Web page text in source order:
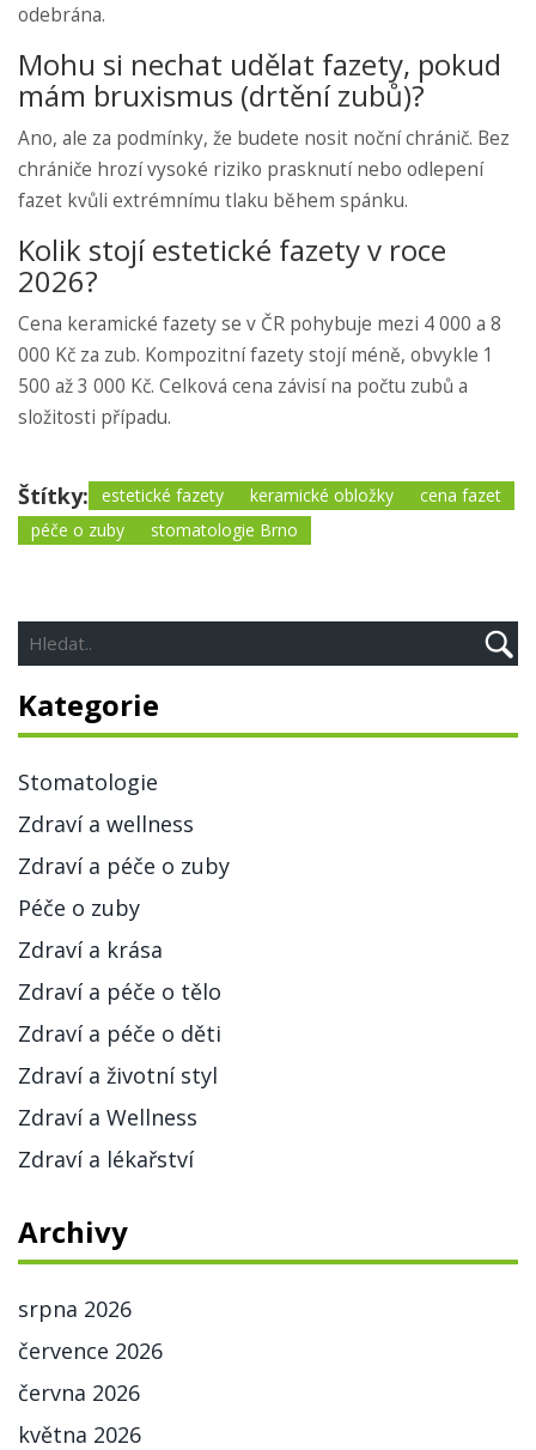
odebrána.
Mohu si nechat udělat fazety, pokud
mám bruxismus (drtění zubů)?
Ano, ale za podmínky, že budete nosit noční chránič. Bez
chrániče hrozí vysoké riziko prasknutí nebo odlepení
fazet kvůli extrémnímu tlaku během spánku.
Kolik stojí estetické fazety v roce
2026?
Cena keramické fazety se v ČR pohybuje mezi 4 000 a 8
000 Kč za zub. Kompozitní fazety stojí méně, obvykle 1
500 až 3 000 Kč. Celková cena závisí na počtu zubů a
složitosti případu.
Štítky: estetické fazety keramické obložky
cena fazet
péče o zuby
stomatologie Brno
Kategorie
Stomatologie
Zdraví a wellness
Zdraví a péče o zuby
Péče o zuby
Zdraví a krása
Zdraví a péče o tělo
Zdraví a péče o děti
Zdraví a životní styl
Zdraví a Wellness
Zdraví a lékařství
Archivy
srpna 2026
července 2026
června 2026
května 2026